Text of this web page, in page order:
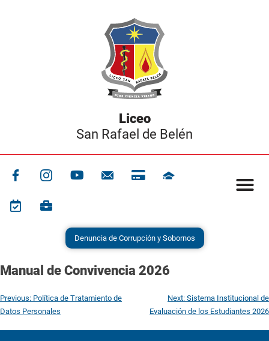
Liceo
San Rafael de Belén
Denuncia de Corrupción y Sobornos
Manual de Convivencia 2026
Previous: Política de Tratamiento de
Datos Personales
Next: Sistema Institucional de
Evaluación de los Estudiantes 2026